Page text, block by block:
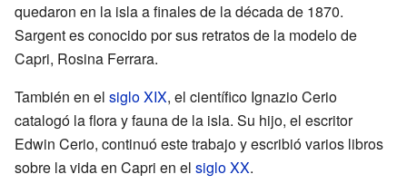
quedaron en la isla a finales de la década de 1870.
Sargent es conocido por sus retratos de la modelo de
Capri, Rosina Ferrara.
También en el siglo XIX, el científico Ignazio Cerio
catalogó la flora y fauna de la isla. Su hijo, el escritor
Edwin Cerio, continuó este trabajo y escribió varios libros
sobre la vida en Capri en el siglo XX.